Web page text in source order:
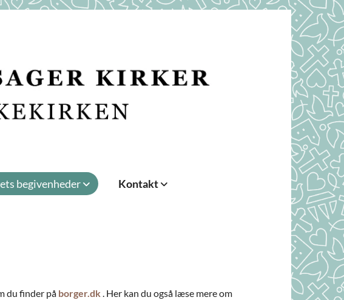
begivenheder Kontakt
du finder på borger.dk. Her kan du også læse mere om